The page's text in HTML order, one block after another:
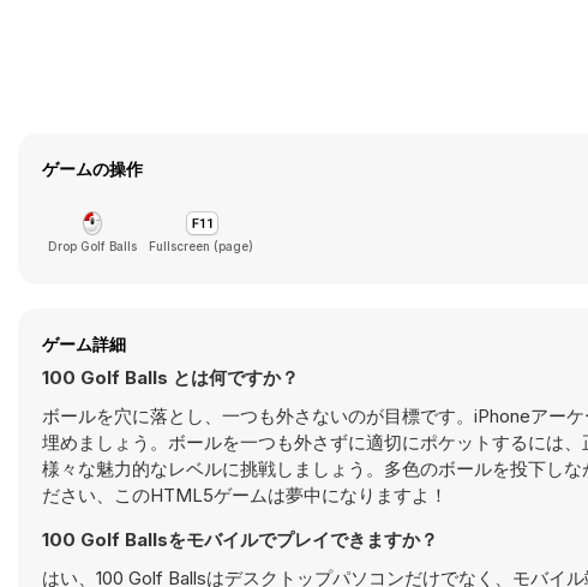
ゲームの操作
Drop Golf Balls Fullscreen (page)
ゲーム詳細
100 Golf Balls とは何ですか？
ボールを穴に落とし、一つも外さないのが目標です。iPhoneアー
埋めましょう。ボールを一つも外さずに適切にポケットするには
様々な魅力的なレベルに挑戦しましょう。多色のボールを投下し
ださい、このHTML5ゲームは夢中になりますよ！
100 Golf Ballsをモバイルでプレイできますか？
はい、100 Golf Ballsはデスクトップパソコンだけでなく、モバイ